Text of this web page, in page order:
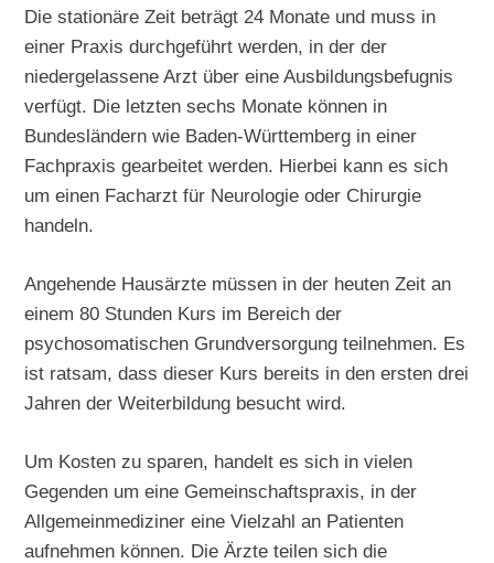
Die stationäre Zeit beträgt 24 Monate und muss in
einer Praxis durchgeführt werden, in der der
niedergelassene Arzt über eine Ausbildungsbefugnis
verfügt. Die letzten sechs Monate können in
Bundesländern wie Baden-Württemberg in einer
Fachpraxis gearbeitet werden. Hierbei kann es sich
um einen Facharzt für Neurologie oder Chirurgie
handeln.
Angehende Hausärzte müssen in der heuten Zeit an
einem 80 Stunden Kurs im Bereich der
psychosomatischen Grundversorgung teilnehmen. Es
ist ratsam, dass dieser Kurs bereits in den ersten drei
Jahren der Weiterbildung besucht wird.
Um Kosten zu sparen, handelt es sich in vielen
Gegenden um eine Gemeinschaftspraxis, in der
Allgemeinmediziner eine Vielzahl an Patienten
aufnehmen können. Die Ärzte teilen sich die